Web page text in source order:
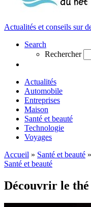
Actualités et conseils sur
Search
Rechercher
Actualités
Automobile
Entreprises
Maison
Santé et beauté
Technologie
Voyages
Accueil » Santé et beauté »
Santé et beauté
Découvrir le thé